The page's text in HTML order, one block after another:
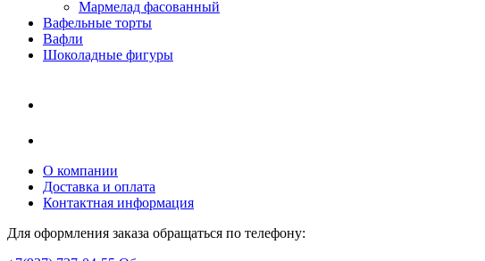
Мармелад фасованный
Вафельные торты
Вафли
Шоколадные фигуры
О компании
Доставка и оплата
Контактная информация
Для оформления заказа обращаться по телефону: